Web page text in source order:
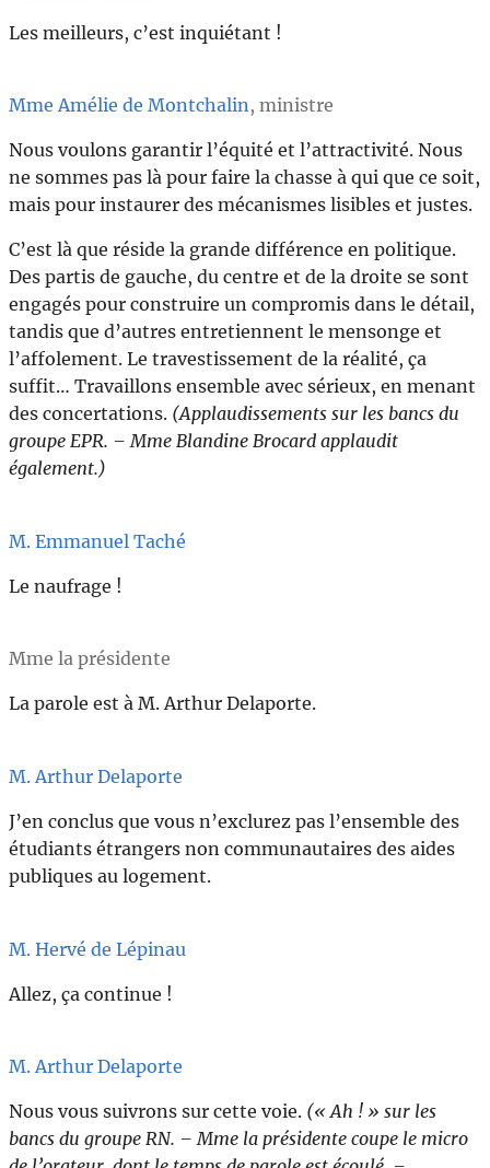
Les meilleurs, c’est inquiétant !
Mme Amélie de Montchalin, ministre
Nous voulons garantir l’équité et l’attractivité. Nous
ne sommes pas là pour faire la chasse à qui que ce soit,
mais pour instaurer des mécanismes lisibles et justes.
C’est là que réside la grande différence en politique.
Des partis de gauche, du centre et de la droite se sont
engagés pour construire un compromis dans le détail,
tandis que d’autres entretiennent le mensonge et
l’affolement. Le travestissement de la réalité, ça
suffit… Travaillons ensemble avec sérieux, en menant
des concertations. (Applaudissements sur les bancs du
groupe EPR. – Mme Blandine Brocard applaudit
également.)
M. Emmanuel Taché
Le naufrage !
Mme la présidente
La parole est à M. Arthur Delaporte.
M. Arthur Delaporte
J’en conclus que vous n’exclurez pas l’ensemble des
étudiants étrangers non communautaires des aides
publiques au logement.
M. Hervé de Lépinau
Allez, ça continue !
M. Arthur Delaporte
Nous vous suivrons sur cette voie. (« Ah ! » sur les
bancs du groupe RN. – Mme la présidente coupe le micro